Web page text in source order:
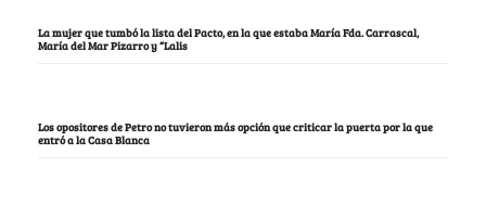
La mujer que tumbó la lista del Pacto, en la que estaba María Fda. Carrascal,
María del Mar Pizarro y “Lalis
Los opositores de Petro no tuvieron más opción que criticar la puerta por la que
entró a la Casa Blanca